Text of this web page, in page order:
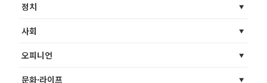
정치
사회
오피니언
문화·라이프